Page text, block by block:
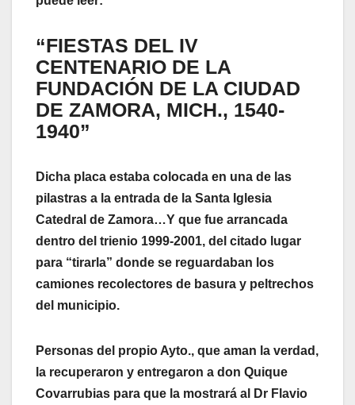
“FIESTAS DEL IV
CENTENARIO DE LA
FUNDACIÓN DE LA CIUDAD
DE ZAMORA, MICH., 1540-
1940”
Dicha placa estaba colocada en una de las
pilastras a la entrada de la Santa Iglesia
Catedral de Zamora…Y que fue arrancada
dentro del trienio 1999-2001, del citado lugar
para “tirarla” donde se reguardaban los
camiones recolectores de basura y peltrechos
del municipio.
Personas del propio Ayto., que aman la verdad,
la recuperaron y entregaron a don Quique
Covarrubias para que la mostrará al Dr Flavio